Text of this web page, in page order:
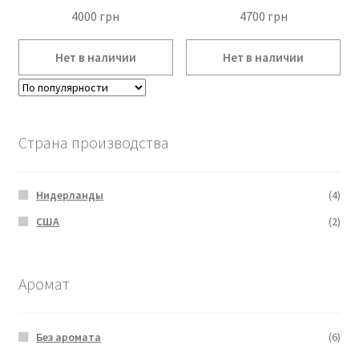
4000 грн
4700 грн
Страна производства
Нидерланды
(4)
США
(2)
Аромат
Без аромата (6)